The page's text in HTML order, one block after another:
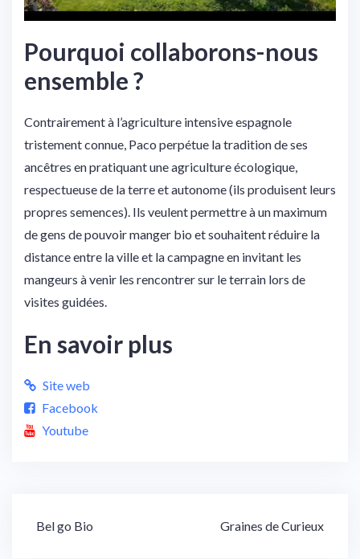
Pourquoi collaborons-nous
ensemble ?
Contrairement à l’agriculture intensive espagnole
tristement connue, Paco perpétue la tradition de ses
ancêtres en pratiquant une agriculture écologique,
respectueuse de la terre et autonome (ils produisent leurs
propres semences). Ils veulent permettre à un maximum
de gens de pouvoir manger bio et souhaitent réduire la
distance entre la ville et la campagne en invitant les
mangeurs à venir les rencontrer sur le terrain lors de
visites guidées.
En savoir plus
Site web
Facebook
Youtube
Navigation
Bel go Bio Graines de Curieux